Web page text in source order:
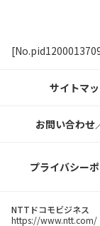
サイトマ
お問い合わせ
プライバシー
NTTドコモビジネス
https://www.ntt.com/